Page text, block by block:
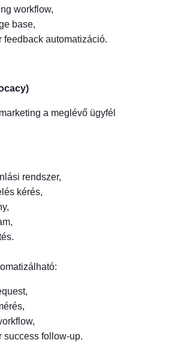
workflow,
base,
feedback automatizáció.
a meglévő ügyfél
rendszer,
kérés,
success follow-up.